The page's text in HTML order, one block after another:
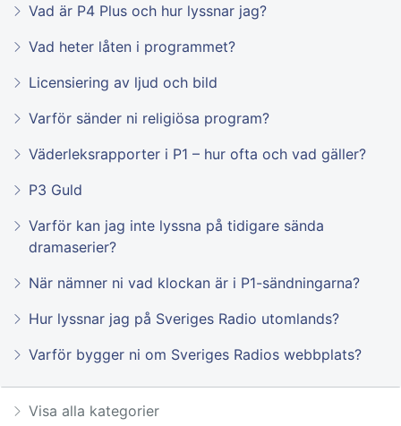
Vad är P4 Plus och hur lyssnar jag?
Vad heter låten i programmet?
Licensiering av ljud och bild
Varför sänder ni religiösa program?
Väderleksrapporter i P1 – hur ofta och vad gäller?
P3 Guld
Varför kan jag inte lyssna på tidigare sända
dramaserier?
När nämner ni vad klockan är i P1-sändningarna?
Hur lyssnar jag på Sveriges Radio utomlands?
Varför bygger ni om Sveriges Radios webbplats?
Visa alla kategorier